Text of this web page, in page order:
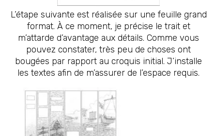
L’étape suivante est réalisée sur une feuille grand
format. À ce moment, je précise le trait et
m’attarde d’avantage aux détails. Comme vous
pouvez constater, très peu de choses ont
bougées par rapport au croquis initial. J’installe
les textes afin de m’assurer de l’espace requis.